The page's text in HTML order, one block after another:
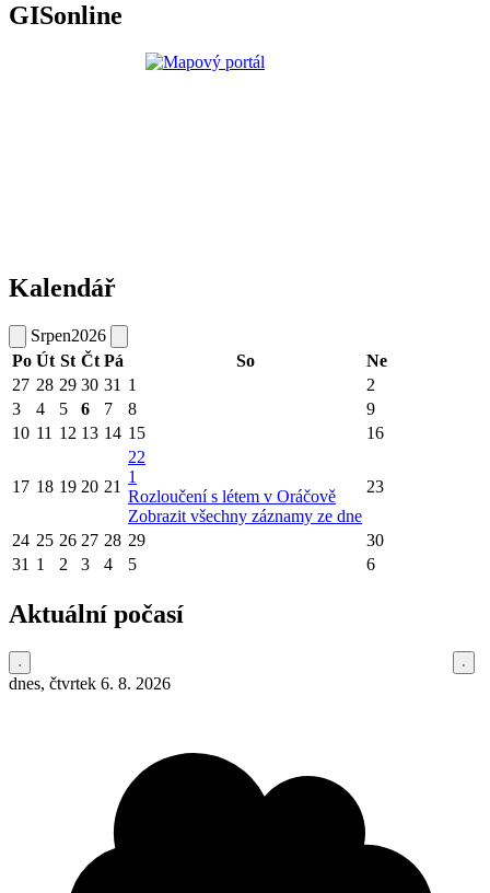
GISonline
Kalendář
Srpen2026
Po Út St Čt Pá So
Ne
27 28 29 30 31 1
2
3
4 5 6 7 8
9
10 11 12 13 14 15 16
17 18 19 20 21
22
1
Rozloučení s létem v Oráčově
Zobrazit všechny záznamy ze dne
23
24 25 26 27 28 29
30
31 1 2 3 4 5 6
Aktuální počasí
dnes, čtvrtek 6. 8. 2026